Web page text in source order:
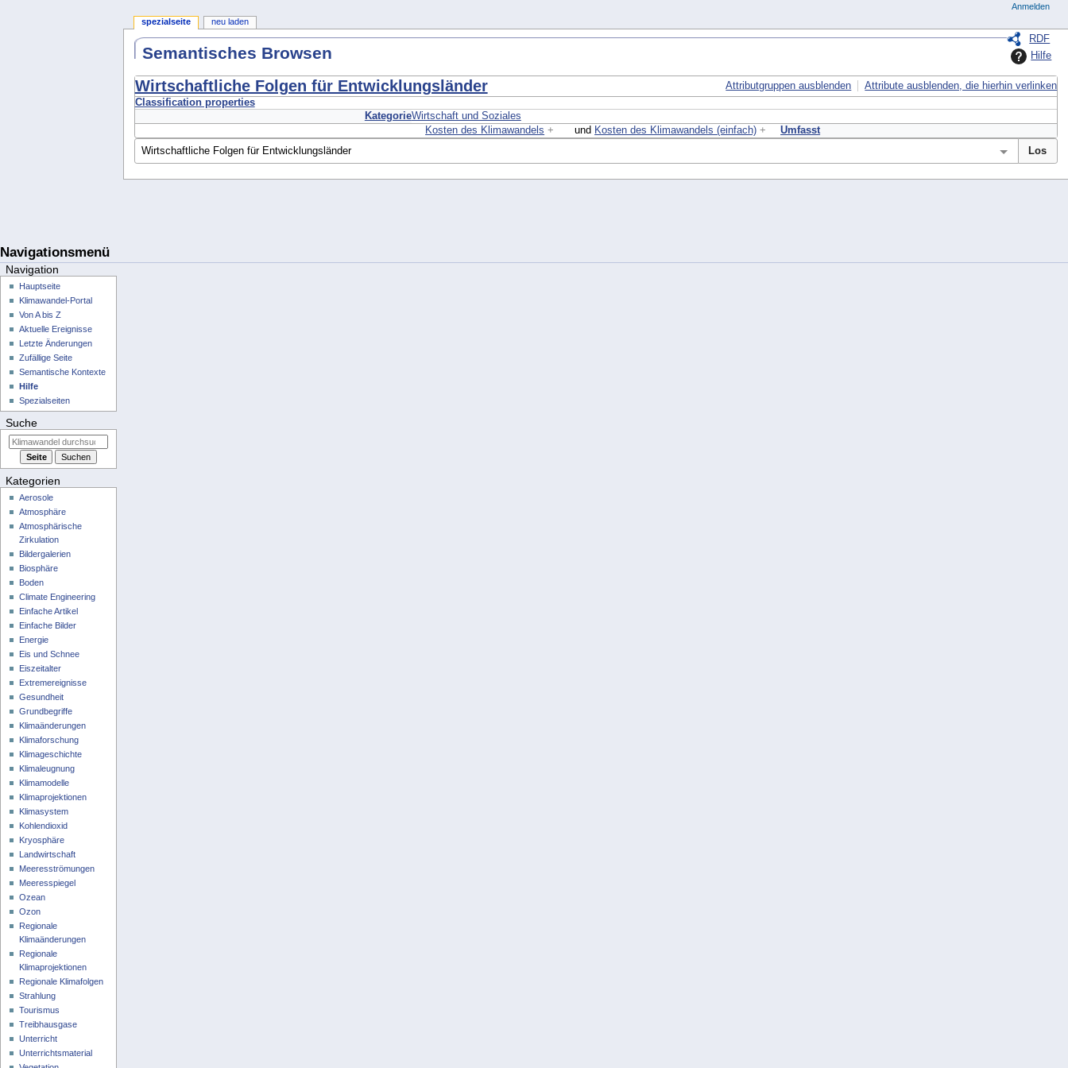
RDF
Hilfe
Semantisches Browsen
Wirtschaftliche Folgen für Entwicklungsländer Attributgruppen ausblenden
Attribute ausblenden, die hierhin verlinken
Classification properties
KategorieWirtschaft und Soziales
Umfasst
Kosten des Klimawandels + und Kosten des Klimawandels (einfach) +
Navigationsmenü
spezialseite neu laden
Anmelden
Navigation
Hauptseite
Klimawandel-Portal
Von A bis Z
Aktuelle Ereignisse
Letzte Änderungen
Zufällige Seite
Semantische Kontexte
Hilfe
Spezialseiten
Suche
Kategorien
Aerosole
Atmosphäre
Atmosphärische
Zirkulation
Bildergalerien
Biosphäre
Boden
Climate Engineering
Einfache Artikel
Einfache Bilder
Energie
Eis und Schnee
Eiszeitalter
Extremereignisse
Gesundheit
Grundbegriffe
Klimaänderungen
Klimaforschung
Klimageschichte
Klimaleugnung
Klimamodelle
Klimaprojektionen
Klimasystem
Kohlendioxid
Kryosphäre
Landwirtschaft
Meeresströmungen
Meeresspiegel
Ozean
Ozon
Regionale
Klimaänderungen
Regionale
Klimaprojektionen
Regionale Klimafolgen
Strahlung
Tourismus
Treibhausgase
Unterricht
Unterrichtsmaterial